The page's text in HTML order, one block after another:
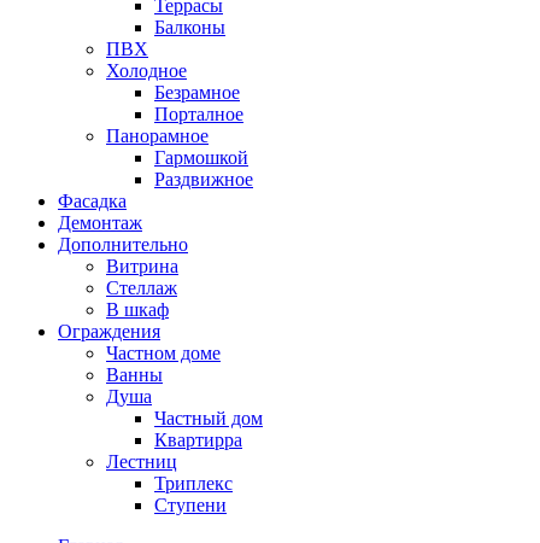
Террасы
Балконы
ПВХ
Холодное
Безрамное
Порталное
Панорамное
Гармошкой
Раздвижное
Фасадка
Демонтаж
Дополнительно
Витрина
Стеллаж
В шкаф
Ограждения
Частном доме
Ванны
Душа
Частный дом
Квартирра
Лестниц
Триплекс
Ступени